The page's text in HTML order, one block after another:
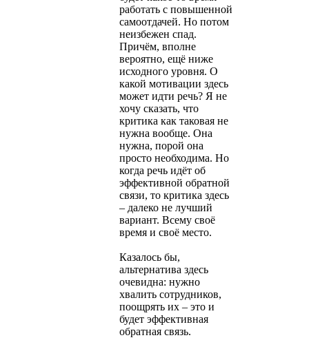
работать с повышенной
самоотдачей. Но потом
неизбежен спад.
Причём, вполне
вероятно, ещё ниже
исходного уровня. О
какой мотивации здесь
может идти речь? Я не
хочу сказать, что
критика как таковая не
нужна вообще. Она
нужна, порой она
просто необходима. Но
когда речь идёт об
эффективной обратной
связи, то критика здесь
– далеко не лучший
вариант. Всему своё
время и своё место.
Казалось бы,
альтернатива здесь
очевидна: нужно
хвалить сотрудников,
поощрять их – это и
будет эффективная
обратная связь.